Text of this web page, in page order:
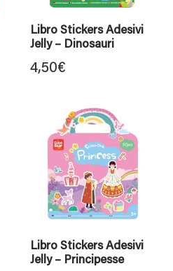
Libro Stickers Adesivi
Jelly – Dinosauri
4,50€
Libro Stickers Adesivi
Jelly – Principesse